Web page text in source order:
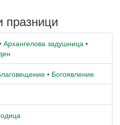
празници
Архангелова задушница •
• Богоявление